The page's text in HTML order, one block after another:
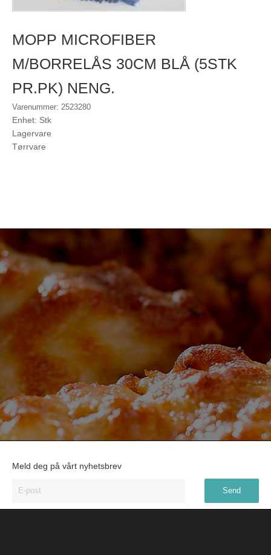
MOPP MICROFIBER
M/BORRELÅS 30CM BLÅ (5STK
PR.PK) NENG.
Varenummer: 2523280
Enhet: Stk
Lagervare
Tørrvare
Meld deg på vårt nyhetsbrev